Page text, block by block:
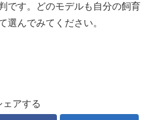
です。どのモデルも自分の飼育
選んでみてください。
ェアする